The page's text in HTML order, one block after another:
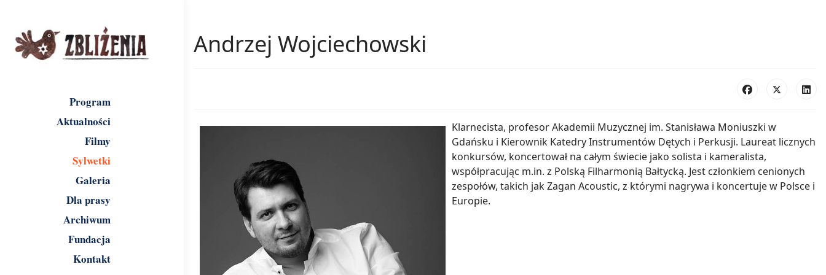
Program
Aktualności
Filmy
Sylwetki
Galeria
Dla prasy
Archiwum
Fundacja
Kontakt
Andrzej Wojciechowski
Klarnecista, profesor Akademii Muzycznej im. Stanisława Moniuszki w
Gdańsku i Kierownik Katedry Instrumentów Dętych i Perkusji. Laureat licznych
konkursów, koncertował na całym świecie jako solista i kameralista,
współpracując m.in. z Polską Filharmonią Bałtycką. Jest członkiem cenionych
zespołów, takich jak Zagan Acoustic, z którymi nagrywa i koncertuje w Polsce i
Europie.